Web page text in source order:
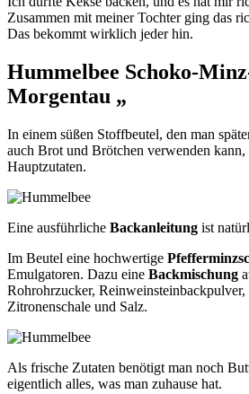
Zusammen mit meiner Tochter ging das
Das bekommt wirklich jeder hin.
Hummelbee Schoko-
Morgentau „
In einem süßen Stoffbeutel, den man
auch Brot und Brötchen verwenden
Hauptzutaten.
Eine ausführliche Backanleitung ist
Im Beutel eine hochwertige
Emulgatoren. Dazu eine Backmischung
Rohrohrzucker, Reinweinsteinbackpulver,
Zitronenschale und Salz.
Als frische Zutaten benötigt man noch
eigentlich alles, was man zuhause hat.